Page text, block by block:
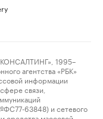
1995–
агентства «РБК»
информации
связи,
63848) и сетевого